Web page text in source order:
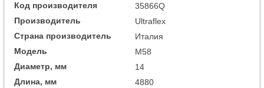
Код производителя
35866Q
Производитель
Ultraflex
Страна производитель
Италия
Модель
M58
Диаметр, мм
14
Длина, мм
4880